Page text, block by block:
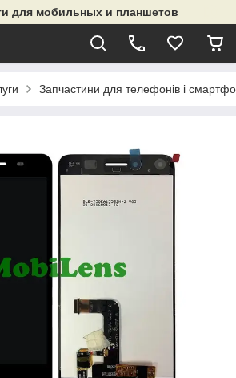
для мобильных и планшетов
Запчастини для телефонів і